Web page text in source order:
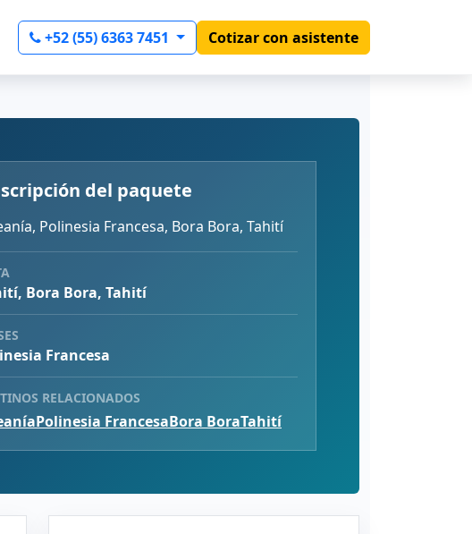
+52 (55) 6363 7451 Cotizar con asistente
del paquete
Polinesia Francesa, Bora Bora, Tahití
Bora Bora, Tahití
Francesa
RELACIONADOS
Polinesia FrancesaBora BoraTahití